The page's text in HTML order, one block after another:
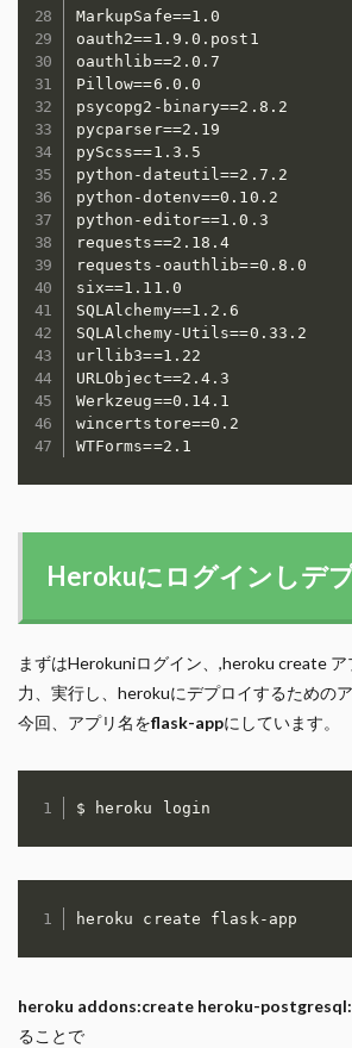
MarkupSafe==1.0
oauth2==1.9.0.post1
oauthlib==2.0.7
Pillow==6.0.0
psycopg2-binary==2.8.2
pycparser==2.19
pyScss==1.3.5
python-dateutil==2.7.2
python-dotenv==0.10.2
python-editor==1.0.3
requests==2.18.4
requests-oauthlib==0.8.0
six==1.11.0
SQLAlchemy==1.2.6
SQLAlchemy-Utils==0.33.2
urllib3==1.22
URLObject==2.4.3
Werkzeug==0.14.1
wincertstore==0.2
Herokuにログインしデ
まずはHerokuniログイン、,heroku create
力、実行し、herokuにデプロイするための
今回、アプリ名をflask-appにしています。
$ heroku login
heroku create flask-app
heroku addons:create heroku-
ることで